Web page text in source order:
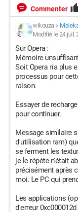
Commenter
wikouza>
Modifié le 24 juil.
Sur Opera :
Mémoire
Soit Opera n'a plus
processus pour
raison.
Essayer de
pour continuer.
Message similaire
d'utilisation ram)
se ferment les
je le répète n'était
précisément après
moi. Le PC qui
Les applications
d'erreur 0xc000012d